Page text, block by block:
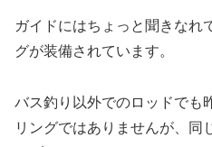
ガイドにはちょっと聞きなれ
グが装備されています。
バス釣り以外でのロッドでも
リングではありませんが、同